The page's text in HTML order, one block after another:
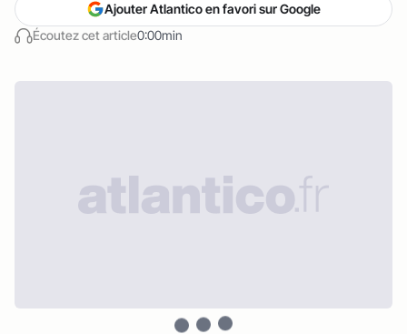
Écoutez cet article0:00min
Ajouter Atlantico en favori sur Google